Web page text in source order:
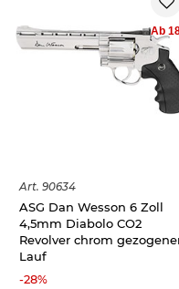
Ab
Art. 90634
ASG Dan Wesson 6 Zoll
4,5mm Diabolo CO2
Revolver chrom
Lauf
-28%